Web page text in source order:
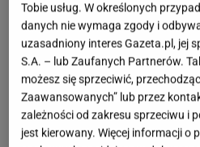
Tobie usług. W określonych
danych nie wymaga zgody i
uzasadniony interes Gazeta.pl, jej
S.A. – lub Zaufanych Partnerów.
możesz się sprzeciwić,
Zaawansowanych” lub przez
zależności od zakresu sprzeciwu i
jest kierowany. Więcej informacji o